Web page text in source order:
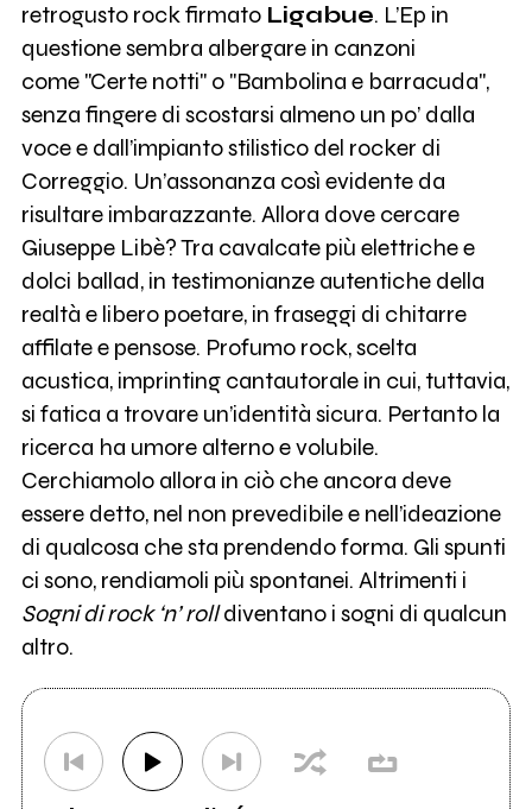
retrogusto rock firmato Ligabue. L’Ep in
questione sembra albergare in canzoni
come "Certe notti" o "Bambolina e barracuda",
senza fingere di scostarsi almeno un po’ dalla
voce e dall’impianto stilistico del rocker di
Correggio. Un’assonanza così evidente da
risultare imbarazzante. Allora dove cercare
Giuseppe Libè? Tra cavalcate più elettriche e
dolci ballad, in testimonianze autentiche della
realtà e libero poetare, in fraseggi di chitarre
affilate e pensose. Profumo rock, scelta
acustica, imprinting cantautorale in cui, tuttavia,
si fatica a trovare un’identità sicura. Pertanto la
ricerca ha umore alterno e volubile.
Cerchiamolo allora in ciò che ancora deve
essere detto, nel non prevedibile e nell’ideazione
di qualcosa che sta prendendo forma. Gli spunti
ci sono, rendiamoli più spontanei. Altrimenti i
Sogni di rock ‘n’ rolldiventano i sogni di qualcun
altro.